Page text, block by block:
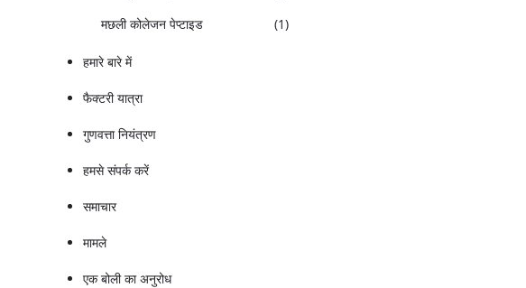
मछली कोलेजन पेप्टाइड
(1)
हमारे बारे में
फैक्टरी यात्रा
गुणवत्ता नियंत्रण
हमसे संपर्क करें
समाचार
मामले
एक बोली का अनुरोध